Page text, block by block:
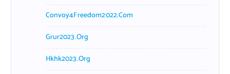
Convoy4Freedom2022.com
Grur2023.org
Hkhk2023.org